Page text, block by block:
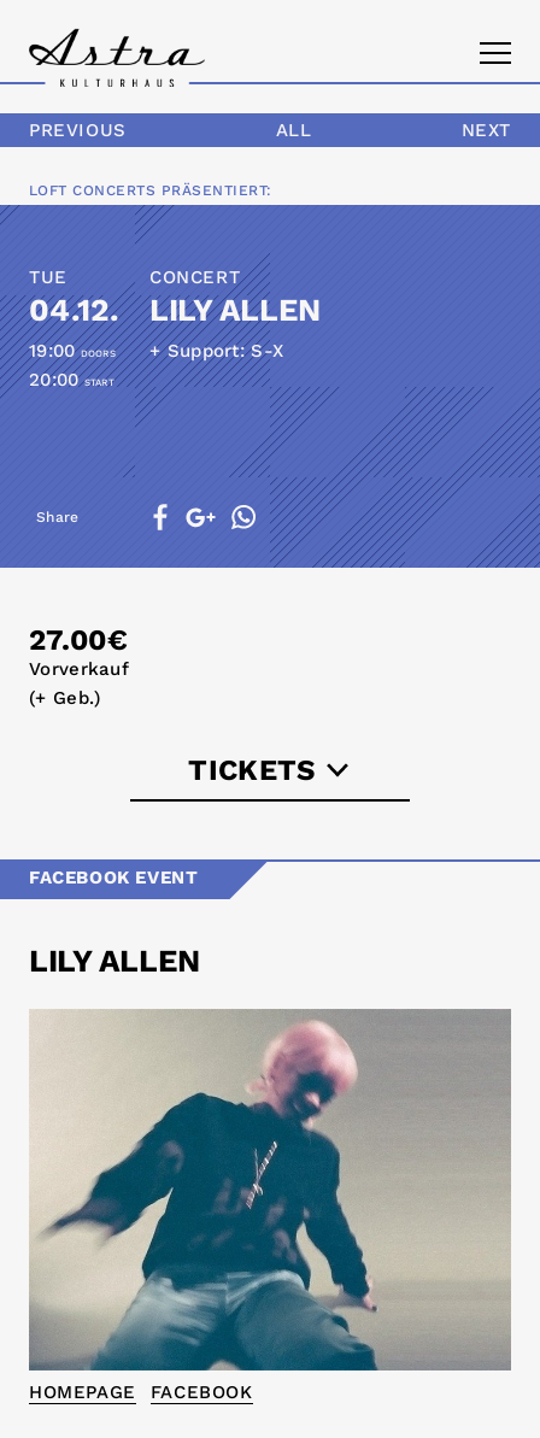
PROGRAM
CONTACT
PREVIOUS ALL NEXT
LOFT CONCERTS PRÄSENTIERT:
TUE
04.12.
DOORS
19:00
START
20:00
CONCERT
LILY ALLEN
+ Support: S-X
Share
27.00€
Vorverkauf
(+ Geb.)
TICKETS
FACEBOOK EVENT
LILY ALLEN
HOMEPAGE FACEBOOK